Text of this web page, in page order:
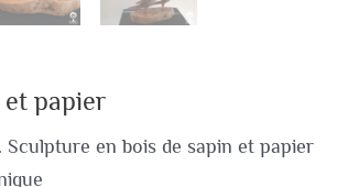
papier
Sculpture en bois de sapin et papier